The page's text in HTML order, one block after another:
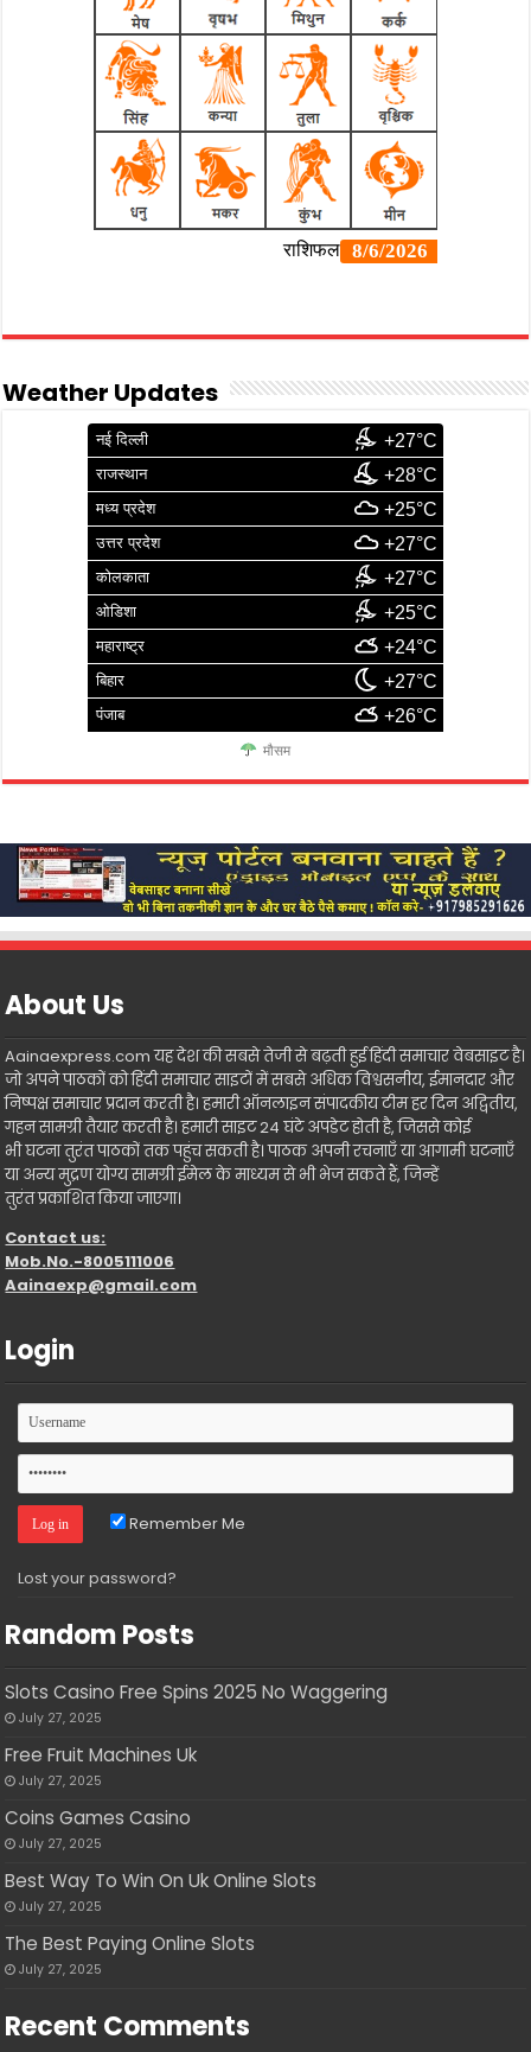
Weather Updates
नई दिल्ली +27°C
राजस्थान +28°C
मध्य प्रदेश +25°C
उत्तर प्रदेश +27°C
कोलकाता +27°C
ओडिशा +25°C
महाराष्ट्र +24°C
बिहार +27°C
पंजाब +26°C
मौसम
About Us
Aainaexpress.com यह देश की सबसे तेजी से बढ़ती हुई हिंदी समाचार वेबसाइट है।
जो अपने पाठकों को हिंदी समाचार साइटों में सबसे अधिक विश्वसनीय, ईमानदार और
निष्पक्ष समाचार प्रदान करती है। हमारी ऑनलाइन संपादकीय टीम हर दिन अद्वितीय,
गहन सामग्री तैयार करती है। हमारी साइट 24 घंटे अपडेट होती है, जिससे कोई
भी घटना तुरंत पाठकों तक पहुंच सकती है। पाठक अपनी रचनाएँ या आगामी घटनाएँ
या अन्य मुद्रण योग्य सामग्री ईमेल के माध्यम से भी भेज सकते हैं, जिन्हें
तुरंत प्रकाशित किया जाएगा।
Contact us:
Mob.No.-8005111006
Aainaexp@gmail.com
Login
Remember Me
Lost your password?
Random Posts
Slots Casino Free Spins 2025 No Waggering
July 27, 2025
Free Fruit Machines Uk
July 27, 2025
Coins Games Casino
July 27, 2025
Best Way To Win On Uk Online Slots
July 27, 2025
The Best Paying Online Slots
July 27, 2025
Recent Comments